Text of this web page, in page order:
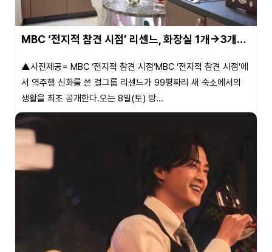
MBC ‘전지적 참견 시점’ 리센느, 화장실 1개→3개…
▲사진제공= MBC ‘전지적 참견 시점’MBC ‘전지적 참견 시점’에
서 역주행 신화를 쓴 걸그룹 리센느가 99평짜리 새 숙소에서의
생활을 최초 공개한다.오는 8일(토) 방...